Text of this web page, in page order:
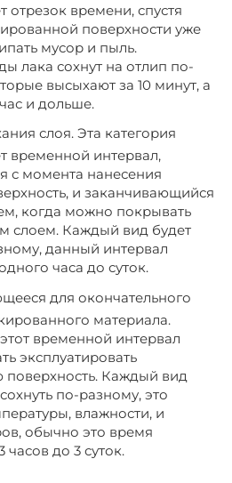
отрезок времени, спустя
поверхности уже
мусор и пыль.
лака сохнут на отлип по-
высыхают за 10 минут, а
и дольше.
слоя. Эта категория
временной интервал,
с момента нанесения
и заканчивающийся
когда можно покрывать
слоем. Каждый вид будет
данный интервал
часа до суток.
для окончательного
материала.
временной интервал
эксплуатировать
поверхность. Каждый вид
по-разному, это
влажности, и
обычно это время
часов до 3 суток.